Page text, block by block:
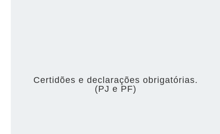
Certidões e declarações obrigatórias.
(PJ e PF)